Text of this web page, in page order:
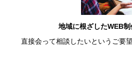
地域に根ざしたWEB
直接会って相談したいというご要